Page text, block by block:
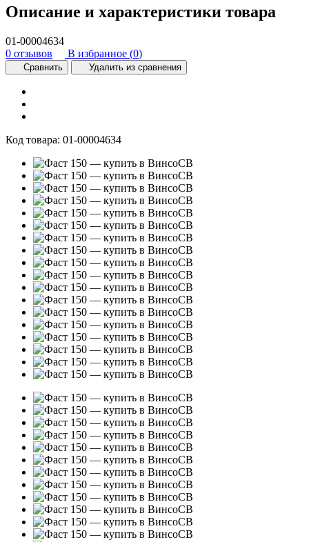
Описание и характеристики товара
01-00004634
0 отзывов
В избранное (0)
Сравнить Удалить из сравнения
Код товара: 01-00004634